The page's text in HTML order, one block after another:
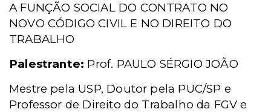
A FUNÇÃO SOCIAL DO CONTRATO NO
NOVO CÓDIGO CIVIL E NO DIREITO DO
TRABALHO
Palestrante: Prof. PAULO SÉRGIO JOÃO
Mestre pela USP, Doutor pela PUC/SP e
Professor de Direito do Trabalho da FGV e